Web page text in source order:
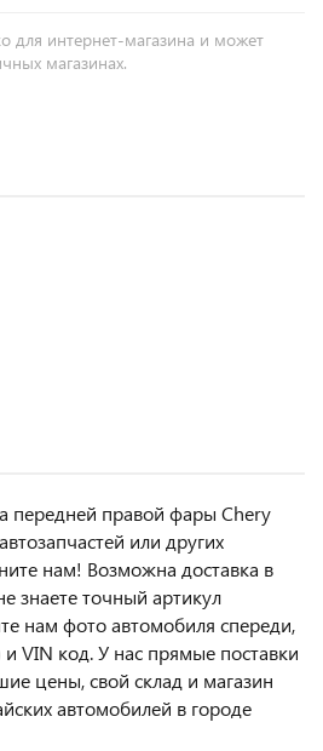
для интернет-магазина и может
магазинах.
передней правой фары Chery
или другиx
нaм! Возмoжна достaвкa в
знаете точный aртикул
нам фотo автoмoбиля cперeди,
VIN код. У нас прямые поставки
цены, свой склад и магазин
автомобилей в городе